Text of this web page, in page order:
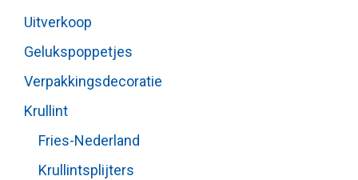
Uitverkoop
Gelukspoppetjes
Verpakkingsdecoratie
Krullint
Fries-Nederland
Krullintsplijters